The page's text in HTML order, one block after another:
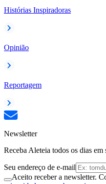
Histórias Inspiradoras
Opinião
Reportagem
Newsletter
Receba Aleteia todos os dias em
Seu endereço de e-mail
Aceito receber a newsletter.